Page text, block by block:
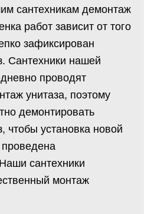
сантехникам демонтаж
работ зависит от того
зафиксирован
Сантехники нашей
проводят
унитаза, поэтому
демонтировать
чтобы установка новой
сантехники
монтаж